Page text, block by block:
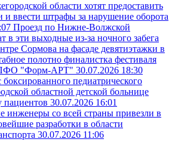
области хотят предоставить
и ввести штрафы за нарушение оборота
Проезд по Нижне-Волжской
в эти выходные из-за ночного забега
Сормова на фасаде девятиэтажки в
полотно финалистка фестиваля
ПФО "Форм-АРТ" 30.07.2026 18:30
педиатрического
областной детской больнице
пациентов 30.07.2026 16:01
инженеры со всей страны привезли в
разработки в области
30.07.2026 11:06